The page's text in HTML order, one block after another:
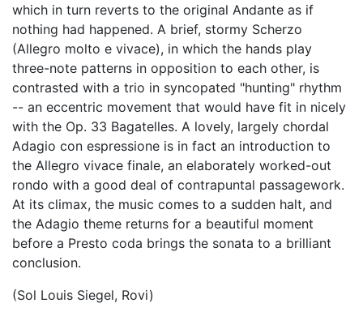
which in turn reverts to the original Andante as if
nothing had happened. A brief, stormy Scherzo
(Allegro molto e vivace), in which the hands play
three-note patterns in opposition to each other, is
contrasted with a trio in syncopated "hunting" rhythm
-- an eccentric movement that would have fit in nicely
with the Op. 33 Bagatelles. A lovely, largely chordal
Adagio con espressione is in fact an introduction to
the Allegro vivace finale, an elaborately worked-out
rondo with a good deal of contrapuntal passagework.
At its climax, the music comes to a sudden halt, and
the Adagio theme returns for a beautiful moment
before a Presto coda brings the sonata to a brilliant
conclusion.
(Sol Louis Siegel, Rovi)